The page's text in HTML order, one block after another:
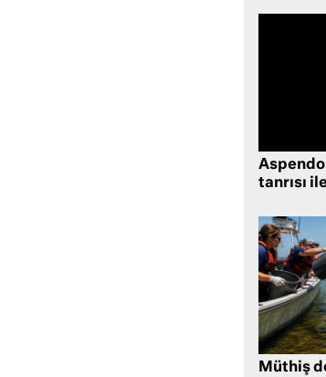
tanrısı
Müthiş